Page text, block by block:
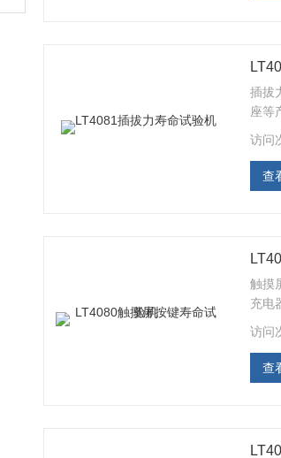
插拔
座等
代表...
访问
查
触摸
充电
访问
查